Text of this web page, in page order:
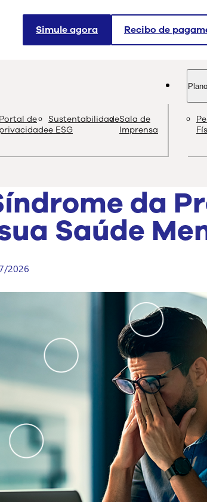
Simule agora Recibo de
Portal de
privacidade
Sustentabilidade
e ESG
Sala de
Imprensa
Conteúdo de
da
Saúde
2026